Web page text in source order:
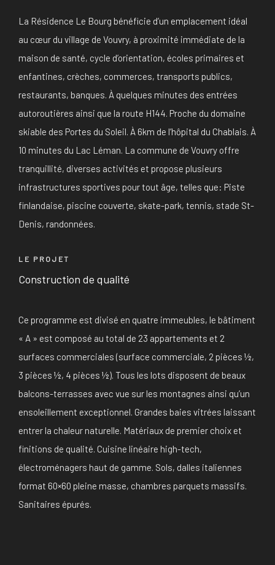
La Résidence Le Bourg bénéficie d’un emplacement idéal
au cœur du village de Vouvry, à proximité immédiate de la
maison de santé, cycle d’orientation, écoles primaires et
enfantines, crèches, commerces, transports publics,
restaurants, banques. À quelques minutes des entrées
autoroutières ainsi que la route H144. Proche du domaine
skiable des Portes du Soleil. À 6km de l’hôpital du Chablais. À
10 minutes du Lac Léman. La commune de Vouvry offre
tranquillité, diverses activités et propose plusieurs
infrastructures sportives pour tout âge, telles que: Piste
finlandaise, piscine couverte, skate-park, tennis, stade St-
Denis, randonnées.
LE PROJET
Construction de qualité
Ce programme est divisé en quatre immeubles, le bâtiment
« A » est composé au total de 23 appartements et 2
surfaces commerciales (surface commerciale, 2 pièces ½,
3 pièces ½, 4 pièces ½). Tous les lots disposent de beaux
balcons-terrasses avec vue sur les montagnes ainsi qu’un
ensoleillement exceptionnel. Grandes baies vitrées laissant
entrer la chaleur naturelle. Matériaux de premier choix et
finitions de qualité. Cuisine linéaire high-tech,
électroménagers haut de gamme. Sols, dalles italiennes
format 60×60 pleine masse, chambres parquets massifs.
Sanitaires épurés.